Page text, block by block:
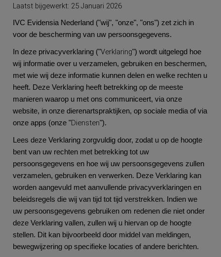
Laatst bijgewerkt: 25 Januari 2026
IVC Evidensia Nederland ("wij", "onze", "ons") zet zich in
voor de bescherming van uw persoonsgegevens.
In deze privacyverklaring ("Verklaring") wordt uitgelegd hoe
wij informatie over u verzamelen, gebruiken en beschermen,
met wie wij deze informatie kunnen delen en welke rechten u
heeft. Deze Verklaring heeft betrekking op de meeste
manieren waarop u met ons communiceert, via onze
website, in onze dierenartspraktijken, op sociale media of via
onze apps (onze "Diensten").
Lees deze Verklaring zorgvuldig door, zodat u op de hoogte
bent van uw rechten met betrekking tot uw
persoonsgegevens en hoe wij uw persoonsgegevens zullen
verzamelen, gebruiken en verwerken. Deze Verklaring kan
worden aangevuld met aanvullende privacyverklaringen en
beleidsregels die wij van tijd tot tijd verstrekken. Indien we
uw persoonsgegevens gebruiken om redenen die niet onder
deze Verklaring vallen, zullen wij u hiervan op de hoogte
stellen. Dit kan bijvoorbeeld door middel van meldingen,
bewegwijzering op specifieke locaties of andere berichten.